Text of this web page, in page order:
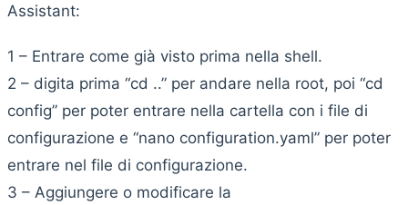
Assistant:
1 – Entrare come già visto prima nella shell.
2 – digita prima “cd ..” per andare nella root, poi “cd
config” per poter entrare nella cartella con i file di
configurazione e “nano configuration.yaml” per poter
entrare nel file di configurazione.
3 – Aggiungere o modificare la